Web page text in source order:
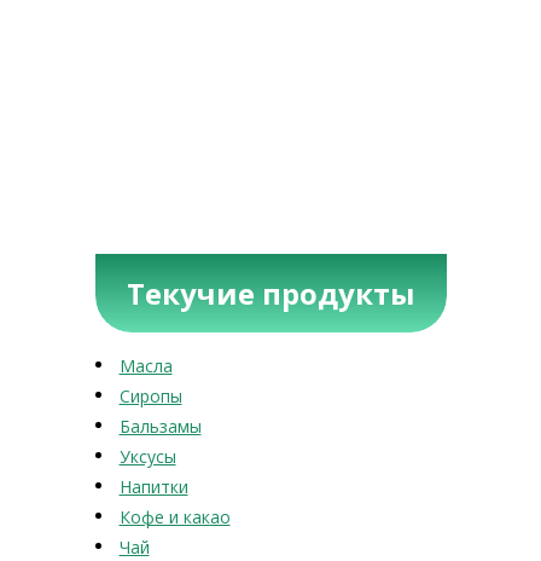
Текучие продукты
Масла
Сиропы
Бальзамы
Уксусы
Напитки
Кофе и какао
Чай